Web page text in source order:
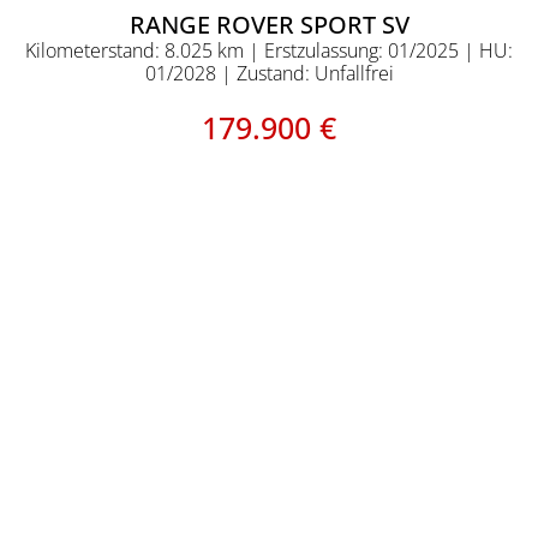
RANGE ROVER SPORT SV
Kilometerstand: 8.025 km | Erstzulassung: 01/2025 | HU:
01/2028 | Zustand: Unfallfrei
179.900 €